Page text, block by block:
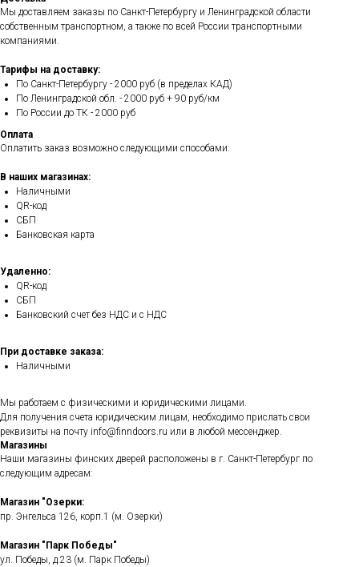
Мы доставляем заказы по Санкт-Петербургу и Ленинградской области
собственным транспортном, а также по всей России транспортными
компаниями.
Тарифы на доставку:
По Санкт-Петербургу - 2000 руб (в пределах КАД)
По Ленинградской обл. - 2000 руб + 90 руб/км
По России до ТК - 2000 руб
Оплата
Оплатить заказ возможно следующими способами:
В наших магазинах:
Наличными
QR-код
СБП
Банковская карта
Удаленно:
QR-код
СБП
Банковский счет без НДС и с НДС
При доставке заказа:
Наличными
Мы работаем с физическими и юридическими лицами.
Для получения счета юридическим лицам, необходимо прислать свои
реквизиты на почту info@finndoors.ru или в любой мессенджер.
Магазины
Наши магазины финских дверей расположены в г. Санкт-Петербург по
следующим адресам:
Магазин "Озерки:
пр. Энгельса 126, корп.1 (м. Озерки)
Магазин "Парк Победы"
ул. Победы, д.23 (м. Парк Победы)